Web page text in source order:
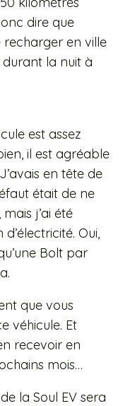
dire que
recharger en ville
la nuit à
est assez
il est agréable
en tête de
était de ne
j’ai été
Oui,
Bolt par
que vous
véhicule. Et
recevoir en
mois…
la Soul EV sera